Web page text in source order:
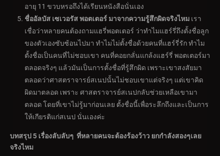
อายุ 11 ขวบหรอถึงได้เรียนหนังสือนั่นเอง
ชื่ออัลบัส เซเวอรัส พอตเตอร์ มาจากความรู้สึกผิดจริงไหม เรา
เชื่อว่าหลายคนต้องถามแฮรี่พอตเตอร์ ว่าทำไมแฮร์รี่ถึงตั้งชื่อลูก
ของตัวเองซับซ้อนไปมา ทำไมไม่ตั้งชื่อด้วยคนที่แฮร์รี่รัก ทำไม
ตั้งชื่อเป็นคนที่ไม่ชอบเขา คนที่คอยกลั่นแกล้งแฮร์รี่ พอตเตอร์มา
ตลอดจริงๆ แล้วมันเป็นการตั้งชื่อที่รู้สึกผิด เพราะเขาสงสัยมา
ตลอดว่าศาสตราจารย์สเนปนั้นไม่ชอบเขาแต่จริงๆ แต่เขาคิด
ผิดมาตลอด เพราะ ศาสตราจารย์สเนปกลับช่วยเหลือเขามา
ตลอด โดยที่เขาไม่รู้มาก่อนเลย ตั้งชื่อนี้เพื่อระลึกถึงและเป็นการ
ให้เกียรติแก่สเนป นั่นเองค่ะ
บทสรุป 5 เรื่องลับลับๆ ที่หลายคนจะต้องร้องว้าว ยกกำลังสองๆเลย
จริงไหม